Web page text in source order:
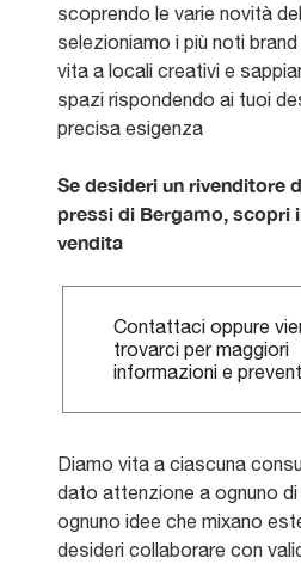
scoprendo le varie novità
selezioniamo i più noti
vita a locali creativi e
spazi rispondendo ai tuoi
precisa esigenza
Se desideri un rivenditore
pressi di Bergamo, scopri
vendita
Contattaci oppure
trovarci per maggiori
informazioni e
Diamo vita a ciascuna
dato attenzione a ognuno
ognuno idee che mixano
desideri collaborare con